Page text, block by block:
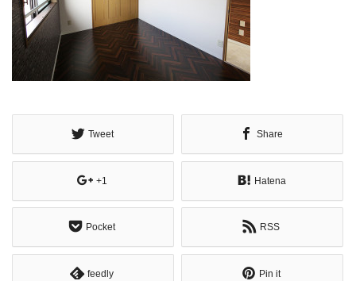
Tweet Share
+1 Hatena
Pocket RSS
feedly Pin it